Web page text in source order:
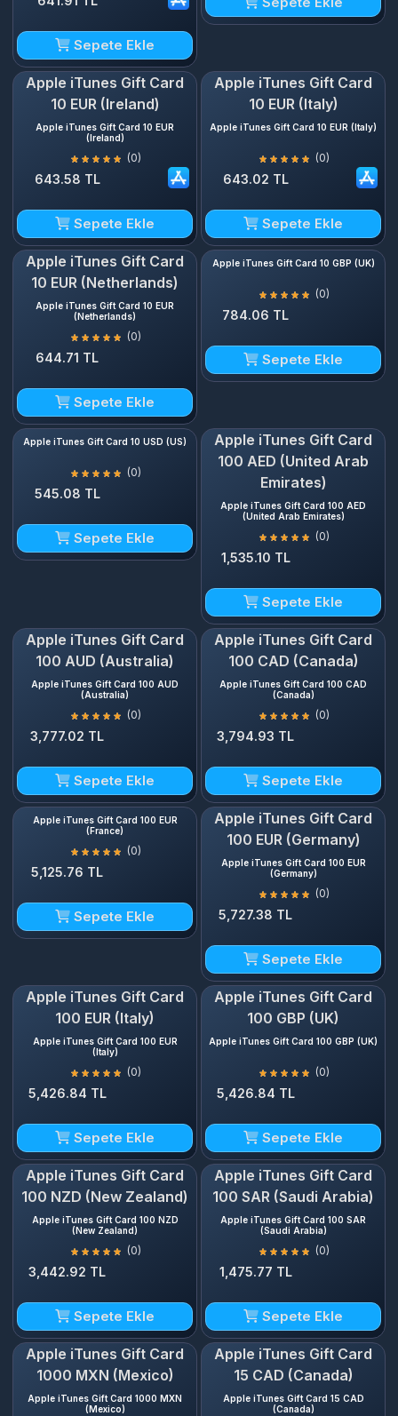
Sepete Ekle
Apple iTunes Gift Card
10 EUR (Ireland)
Apple iTunes Gift Card 10 EUR
(Ireland)
(0)
643.58 TL
Sepete Ekle
Apple iTunes Gift Card
10 EUR (Italy)
Apple iTunes Gift Card 10 EUR (Italy)
(0)
643.02 TL
Sepete Ekle
Apple iTunes Gift Card
10 EUR (Netherlands)
Apple iTunes Gift Card 10 EUR
(Netherlands)
(0)
644.71 TL
Sepete Ekle
Apple iTunes Gift Card 10 GBP (UK)
(0)
784.06 TL
Sepete Ekle
Apple iTunes Gift Card 10 USD (US)
(0)
545.08 TL
Sepete Ekle
Apple iTunes Gift Card
100 AED (United Arab
Emirates)
Apple iTunes Gift Card 100 AED
(United Arab Emirates)
(0)
1,535.10 TL
Sepete Ekle
Apple iTunes Gift Card
100 AUD (Australia)
Apple iTunes Gift Card 100 AUD
(Australia)
(0)
3,777.02 TL
Sepete Ekle
Apple iTunes Gift Card
100 CAD (Canada)
Apple iTunes Gift Card 100 CAD
(Canada)
(0)
3,794.93 TL
Sepete Ekle
Apple iTunes Gift Card 100 EUR
(France)
(0)
5,125.76 TL
Sepete Ekle
Apple iTunes Gift Card
100 EUR (Germany)
Apple iTunes Gift Card 100 EUR
(Germany)
(0)
5,727.38 TL
Sepete Ekle
Apple iTunes Gift Card
100 EUR (Italy)
Apple iTunes Gift Card 100 EUR
(Italy)
(0)
5,426.84 TL
Sepete Ekle
Apple iTunes Gift Card
100 GBP (UK)
Apple iTunes Gift Card 100 GBP (UK)
(0)
5,426.84 TL
Sepete Ekle
Apple iTunes Gift Card
100 NZD (New Zealand)
Apple iTunes Gift Card 100 NZD
(New Zealand)
(0)
3,442.92 TL
Sepete Ekle
Apple iTunes Gift Card
100 SAR (Saudi Arabia)
Apple iTunes Gift Card 100 SAR
(Saudi Arabia)
(0)
1,475.77 TL
Sepete Ekle
Apple iTunes Gift Card
1000 MXN (Mexico)
Apple iTunes Gift Card 1000 MXN
(Mexico)
Apple iTunes Gift Card
15 CAD (Canada)
Apple iTunes Gift Card 15 CAD
(Canada)